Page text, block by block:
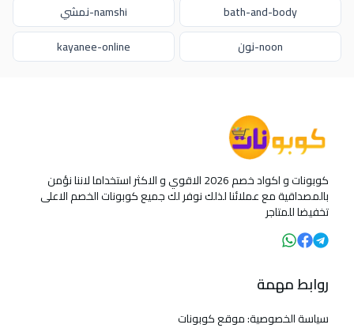
bath-and-body
namshi-نمشي
noon-نون
kayanee-online
كوبونات و اكواد خصم 2026 الاقوي و الاكثر استخداما لاننا نؤمن
بالمصداقية مع عملائنا لذلك نوفر لك جميع كوبونات الخصم الاعلى
تخفيضا للمتاجر
روابط مهمة
سياسة الخصوصية: موقع كوبونات